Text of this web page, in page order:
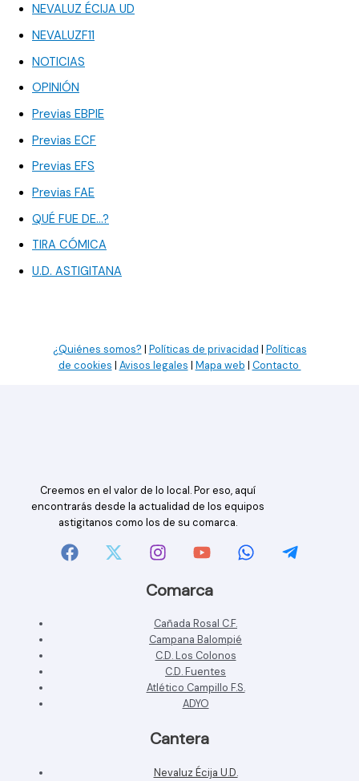
NEVALUZ ÉCIJA UD
NEVALUZF11
NOTICIAS
OPINIÓN
Previas EBPIE
Previas ECF
Previas EFS
Previas FAE
QUÉ FUE DE…?
TIRA CÓMICA
U.D. ASTIGITANA
¿Quiénes somos? | Políticas de privacidad | Políticas
de cookies | Avisos legales | Mapa web | Contacto
Creemos en el valor de lo local. Por eso, aquí
encontrarás desde la actualidad de los equipos
astigitanos como los de su comarca.
Comarca
Cañada Rosal C.F.
Campana Balompié
C.D. Los Colonos
C.D. Fuentes
Atlético Campillo F.S.
ADYO
Cantera
Nevaluz Écija U.D.